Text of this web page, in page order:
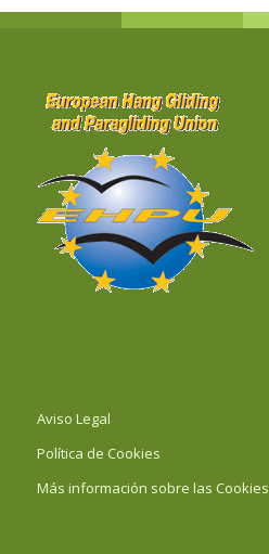
Aviso Legal
Política de Cookies
Más información sobre las Cookies